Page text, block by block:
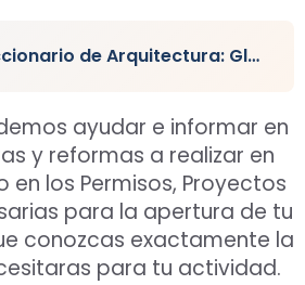
Diccionario de Arquitectura: Glosario de la Construcción, Definiciones y Términos
ayudar e informar en
y reformas a realizar en
en los Permisos, Proyectos
para la apertura de tu
conozcas exactamente la
para tu actividad.